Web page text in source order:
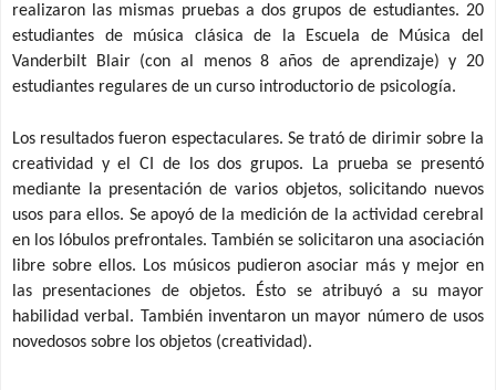
realizaron las mismas pruebas a dos grupos de estudiantes. 20
estudiantes de música clásica de la Escuela de Música del
Vanderbilt Blair (con al menos 8 años de aprendizaje) y 20
estudiantes regulares de un curso introductorio de psicología.
Los resultados fueron espectaculares. Se trató de dirimir sobre la
creatividad y el CI de los dos grupos. La prueba se presentó
mediante la presentación de varios objetos, solicitando nuevos
usos para ellos. Se apoyó de la mediciónde la actividad cerebral
en los lóbulos prefrontales. También se solicitaron una asociación
libre sobre ellos. Los músicos pudieron asociar más y mejor en
las presentaciones de objetos. Ésto se atribuyó a su mayor
habilidad verbal. También inventaron un mayor número de usos
novedosos sobre los objetos (creatividad).